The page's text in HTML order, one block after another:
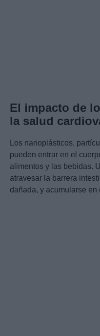
El impacto de
la salud
Los nanoplásticos,
pueden entrar en el
alimentos y las bebidas.
atravesar la barrera
dañada, y acumularse en